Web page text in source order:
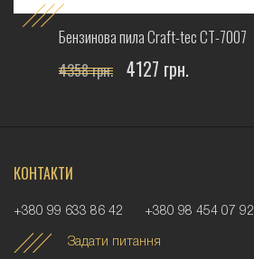
Бензинова пила Craft-tec СТ-7007
4358 грн. 4127 грн.
КОНТАКТИ
+380 99 633 86 42 +380 98 454 07 92
Задати питання